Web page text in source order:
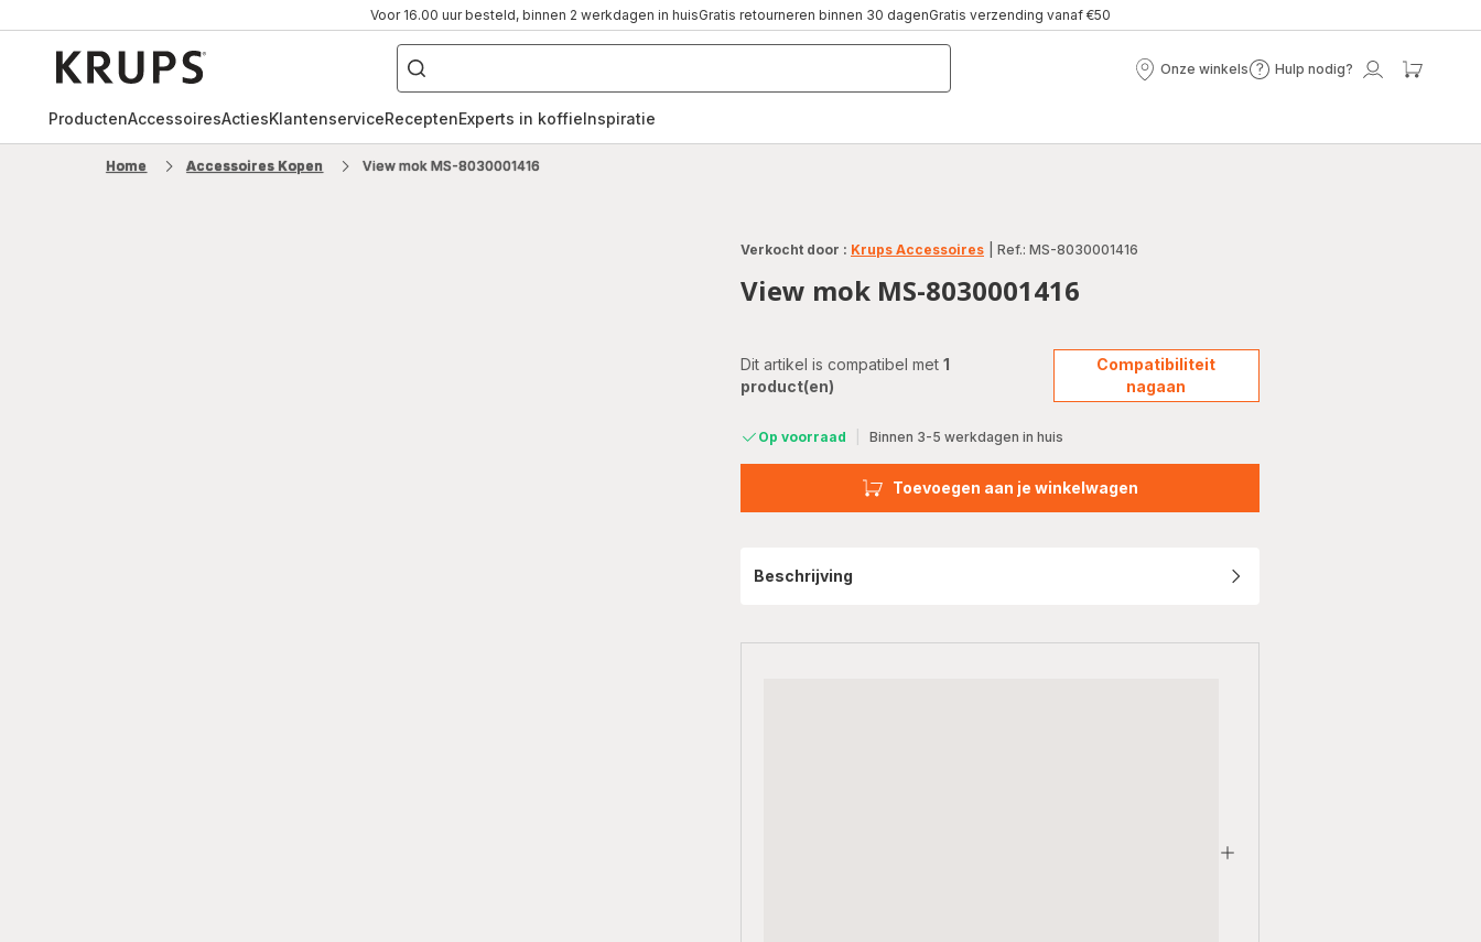
Voor 16.00 uur besteld, binnen 2 werkdagen in huisGratis retourneren binnen 30 dagenGratis verzending vanaf €50
["Waar
ben
naar
"volautomatische
espressomachine",
gusto"]
Onze winkels
Onze
Hulp nodig?
Hulp
Mijn
ProductenAccessoiresActiesKlantenserviceReceptenExperts in koffieInspiratie
Home Accessoires Kopen View mok MS-8030001416
Verkocht door : Krups Accessoires Ref.: MS-8030001416
View mok MS-8030001416
Dit artikel is compatibel met 1
product(en)
Compatibiliteit
nagaan
Op voorraad Binnen 3-5 werkdagen in huis
Toevoegen aan je winkelwagen
Beschrijving